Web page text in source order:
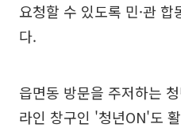
요청할 수 있도록 민·관
다.
읍면동 방문을 주저하는
라인 창구인 '청년ON'도